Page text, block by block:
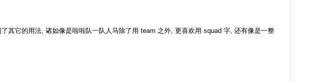
其它的用法, 诸如像是啦啦队一队人马除了用 team 之外, 更喜欢用 squad 字, 还有像是一整